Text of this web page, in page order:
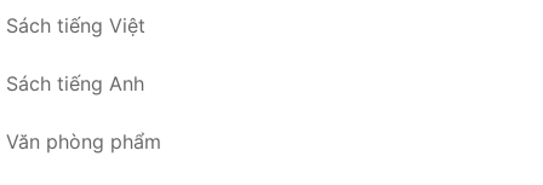
Sách tiếng Việt
Sách tiếng Anh
Văn phòng phẩm